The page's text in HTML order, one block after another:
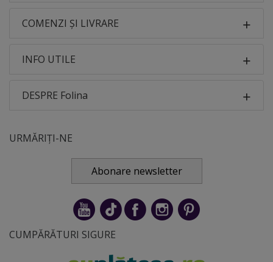
COMENZI ȘI LIVRARE
INFO UTILE
DESPRE Folina
URMĂRIȚI-NE
Abonare newsletter
CUMPĂRĂTURI SIGURE